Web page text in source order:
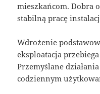
mieszkańcom. Dobra
stabilną pracę
Wdrożenie
eksploatacja
Przemyślane
codziennym